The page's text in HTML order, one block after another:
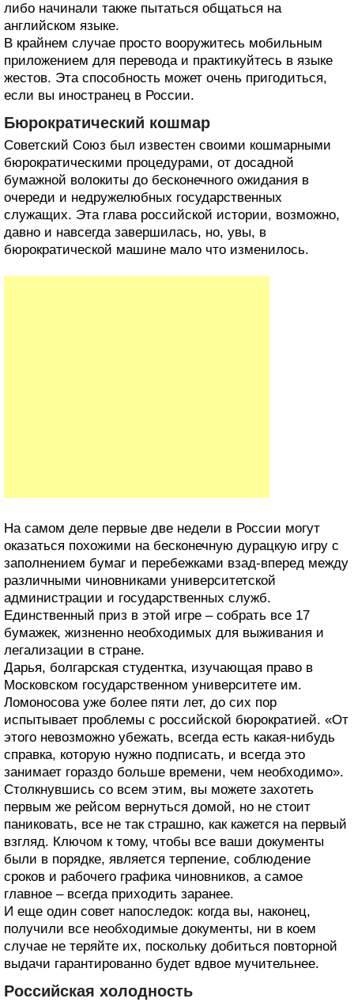
либо начинали также пытаться общаться на
английском языке.
В крайнем случае просто вооружитесь мобильным
приложением для перевода и практикуйтесь в языке
жестов. Эта способность может очень пригодиться,
если вы иностранец в России.
Бюрократический кошмар
Советский Союз был известен своими кошмарными
бюрократическими процедурами, от досадной
бумажной волокиты до бесконечного ожидания в
очереди и недружелюбных государственных
служащих. Эта глава российской истории, возможно,
давно и навсегда завершилась, но, увы, в
бюрократической машине мало что изменилось.
На самом деле первые две недели в России могут
оказаться похожими на бесконечную дурацкую игру с
заполнением бумаг и перебежками взад-вперед между
различными чиновниками университетской
администрации и государственных служб.
Единственный приз в этой игре – собрать все 17
бумажек, жизненно необходимых для выживания и
легализации в стране.
Дарья, болгарская студентка, изучающая право в
Московском государственном университете им.
Ломоносова уже более пяти лет, до сих пор
испытывает проблемы с российской бюрократией. «От
этого невозможно убежать, всегда есть какая-нибудь
справка, которую нужно подписать, и всегда это
занимает гораздо больше времени, чем необходимо».
Столкнувшись со всем этим, вы можете захотеть
первым же рейсом вернуться домой, но не стоит
паниковать, все не так страшно, как кажется на первый
взгляд. Ключом к тому, чтобы все ваши документы
были в порядке, является терпение, соблюдение
сроков и рабочего графика чиновников, а самое
главное – всегда приходить заранее.
И еще один совет напоследок: когда вы, наконец,
получили все необходимые документы, ни в коем
случае не теряйте их, поскольку добиться повторной
выдачи гарантированно будет вдвое мучительнее.
Российская холодность